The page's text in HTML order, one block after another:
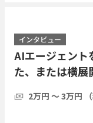
インタビュー
AIエージェント
た、または横展
2万円 〜 3万円 （